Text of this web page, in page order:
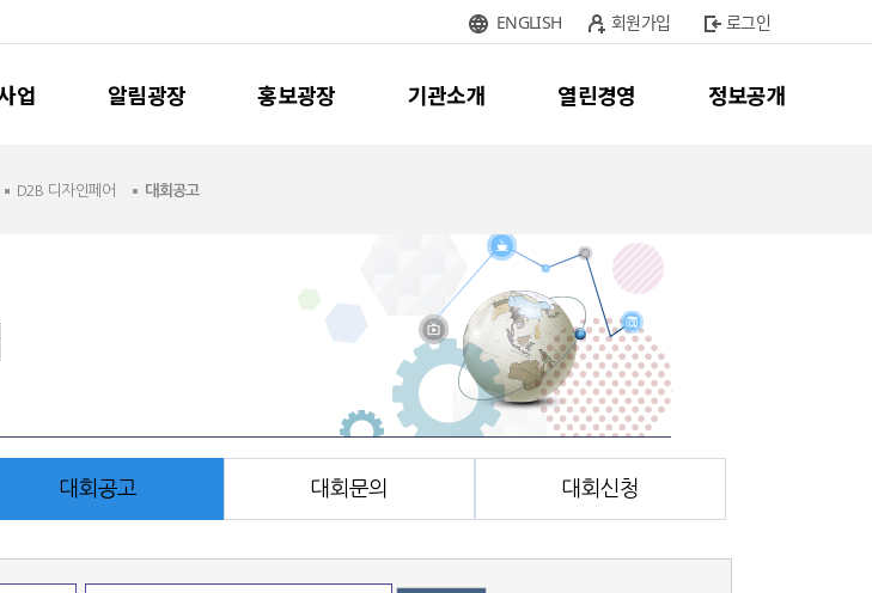
ENGLISH 회원가입 로그인
업 알림광장 홍보광장 기관소개 열린경영 정보공개
D2B 디자인페어 대회공고
대회공고 대회문의 대회신청